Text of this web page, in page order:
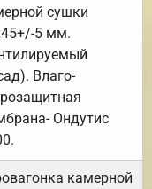
сушки
5 мм.
Влаго-
Ондутис
камерной